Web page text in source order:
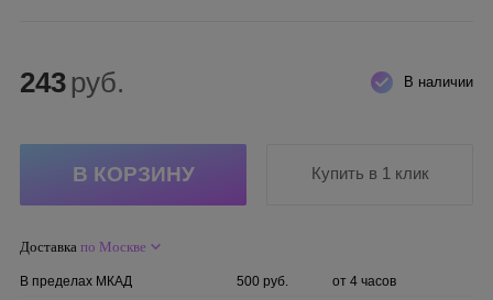
В наличии
243 руб.
Купить в 1 клик
Доставка по Москве
В пределах МКАД 500 руб.
от 4 часов